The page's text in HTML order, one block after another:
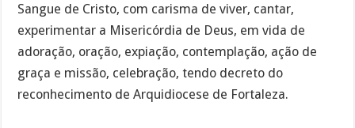
Sangue de Cristo, com carisma de viver, cantar,
experimentar a Misericórdia de Deus, em vida de
adoração, oração, expiação, contemplação, ação de
graça e missão, celebração, tendo decreto do
reconhecimento de Arquidiocese de Fortaleza.